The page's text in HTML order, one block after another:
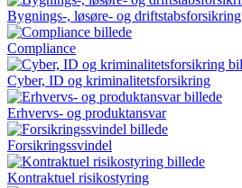
Bygnings-, løsøre- og driftstabs­forsikring
Compliance
Cyber, ID og kriminalitetsforsikring
Erhvervs- og produktansvar
Forsikringssvindel
Kontraktuel risikostyring